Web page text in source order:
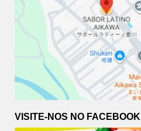
VISITE-NOS NO FACEBOOK